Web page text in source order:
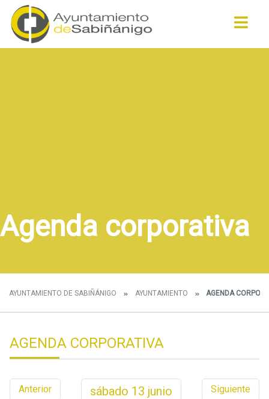
Agenda corporativa
AYUNTAMIENTO DE SABIÑÁNIGO AYUNTAMIENTO AGENDA
AGENDA CORPORATIVA
Anterior sábado 13 junio Siguiente